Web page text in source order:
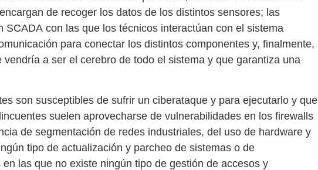
de recoger los datos de los distintos sensores; las
SCADA con las que los técnicos interactúan con el sistema
para conectar los distintos componentes y, finalmente,
vendría a ser el cerebro de todo el sistema y que garantiza una
son susceptibles de sufrir un ciberataque y para ejecutarlo y que
suelen aprovecharse de vulnerabilidades en los firewalls
de segmentación de redes industriales, del uso de hardware y
tipo de actualización y parcheo de sistemas o de
las que no existe ningún tipo de gestión de accesos y